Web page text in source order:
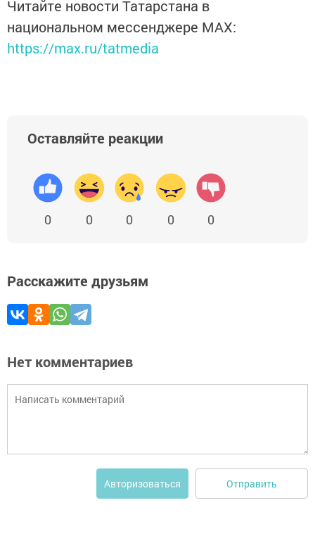
Читайте новости Татарстана в
национальном мессенджере MАХ:
https://max.ru/tatmedia
Оставляйте реакции
0 0 0 0 0
Расскажите друзьям
Нет комментариев
Авторизоваться Отправить